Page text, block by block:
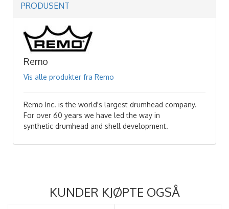
PRODUSENT
Remo
Vis alle produkter fra Remo
Remo Inc. is the world's largest drumhead company.
For over 60 years we have led the way in
synthetic drumhead and shell development.
KUNDER KJØPTE OGSÅ